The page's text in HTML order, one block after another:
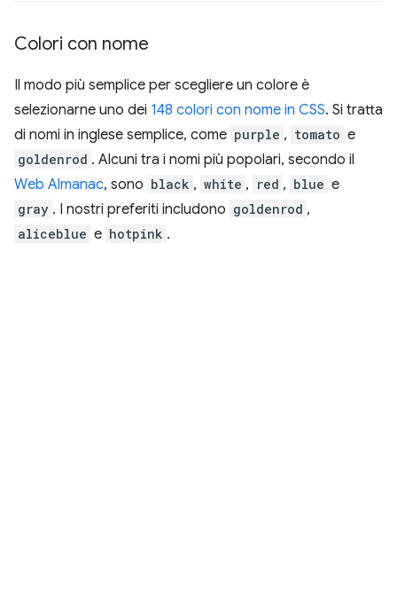
Colori con nome
Il modo più semplice per scegliere un colore è
selezionarne uno dei 148 colori con nome in CSS. Si tratta
di nomi in inglese semplice, come purple , tomato e
goldenrod . Alcuni tra i nomi più popolari, secondo il
Web Almanac, sono black , white , red , blue e
gray . I nostri preferiti includono goldenrod ,
aliceblue e hotpink .